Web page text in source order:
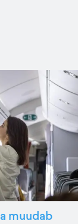
muudab